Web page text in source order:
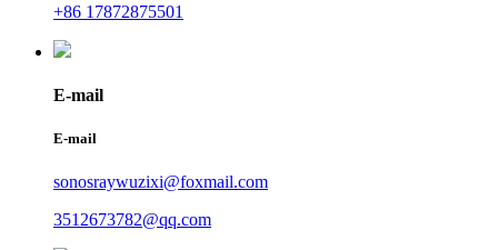
+86 17872875501
E-mail
E-mail
sonosraywuzixi@foxmail.com
3512673782@qq.com